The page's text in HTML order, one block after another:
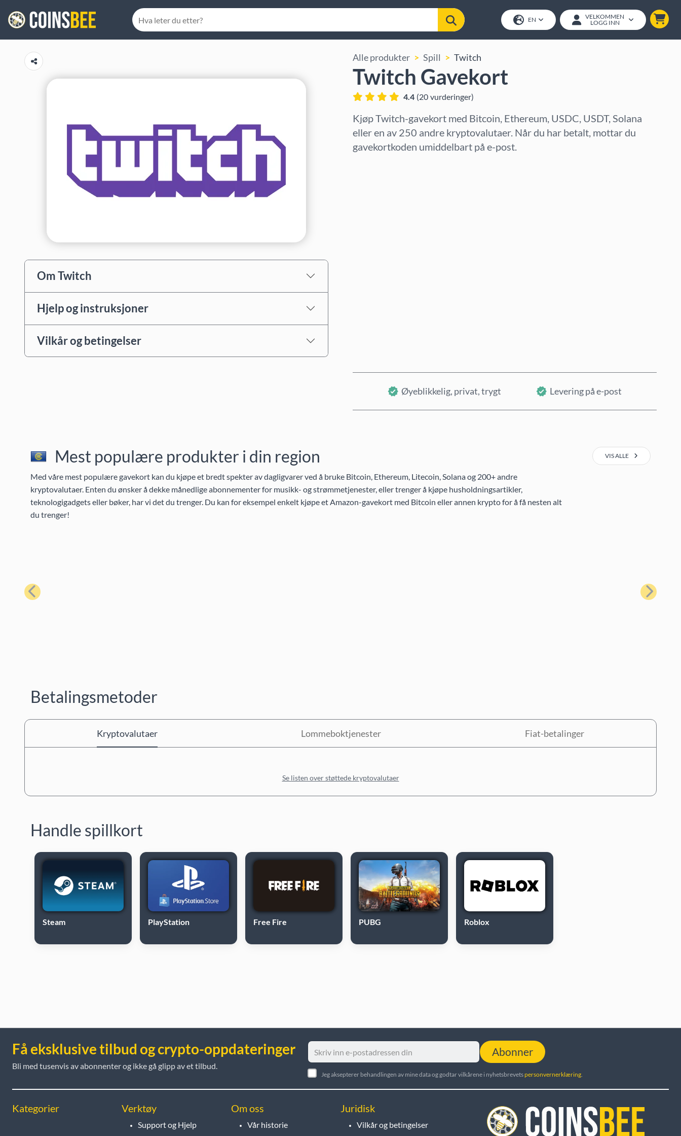
EN
VELKOMMEN
LOGG INN
Om Twitch
Hjelp og instruksjoner
Vilkår og betingelser
Alle produkter Spill Twitch
Twitch Gavekort
4.4 (20 vurderinger)
Kjøp Twitch-gavekort med Bitcoin, Ethereum, USDC, USDT, Solana
eller en av 250 andre kryptovalutaer. Når du har betalt, mottar du
gavekortkoden umiddelbart på e-post.
Øyeblikkelig, privat, trygt Levering på e-post
Mest populære produkter i din region
Med våre mest populære gavekort kan du kjøpe et bredt spekter av dagligvarer ved å bruke Bitcoin, Ethereum, Litecoin, Solana og 200+ andre
kryptovalutaer. Enten du ønsker å dekke månedlige abonnementer for musikk- og strømmetjenester, eller trenger å kjøpe husholdningsartikler,
teknologigadgets eller bøker, har vi det du trenger. Du kan for eksempel enkelt kjøpe et Amazon-gavekort med Bitcoin eller annen krypto for å få nesten alt
du trenger!
VIS ALLE
Forrige Neste
Betalingsmetoder
Kryptovalutaer Lommeboktjenester Fiat-betalinger
Se listen over støttede kryptovalutaer
Handle spillkort
Steam PlayStation Free Fire PUBG Roblox
Få eksklusive tilbud og crypto-oppdateringer
Bli med tusenvis av abonnenter og ikke gå glipp av et tilbud.
Abonner
Jeg aksepterer behandlingen av mine data og godtar vilkårene i nyhetsbrevetspersonvernerklæring.
Kategorier Verktøy
Support og Hjelp
Om oss
Vår historie
Juridisk
Vilkår og betingelser